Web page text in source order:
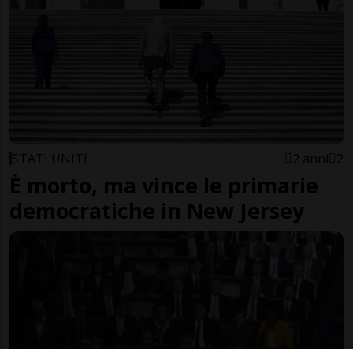
STATI UNITI 2 anni 2
È morto, ma vince le primarie
democratiche in New Jersey